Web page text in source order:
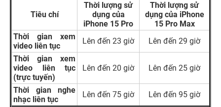
Tiêu chí
Thời lượng sử
dụng của
iPhone 15 Pro
Thời lượng sử
dụng của iPhone
15 Pro Max
Thời gian xem
video liên tục
Lên đến 23 giờ
Lên đến 29 giờ
Thời gian xem
video liên tục
(trực tuyến)
Lên đến 20 giờ Lên đến 25 giờ
Thời gian nghe
nhạc liên tục
Lên đến 75 giờ
Lên đến 95 giờ